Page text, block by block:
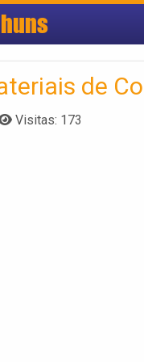
de
Visitas: 173